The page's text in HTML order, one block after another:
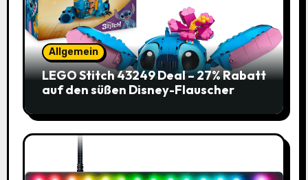
Allgemein
LEGO Stitch 43249 Deal – 27% Rabatt
auf den süßen Disney-Flauscher